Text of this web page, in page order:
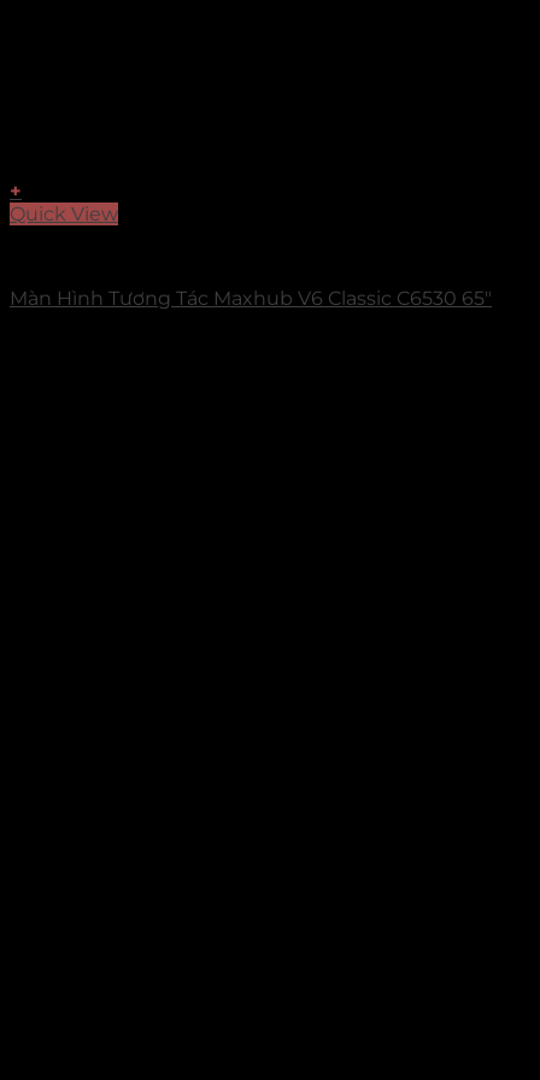
+
Quick View
Màn Hình Tương Tác Maxhub V6 Classic C6530 65″